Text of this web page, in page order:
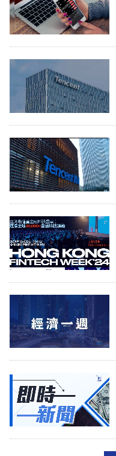
事
欄
訂
閱
區